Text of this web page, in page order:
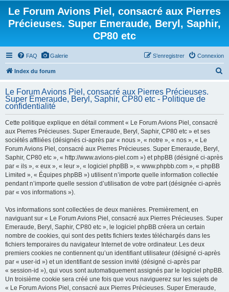
Le Forum Avions Piel, consacré aux Pierres
Précieuses. Super Emeraude, Beryl, Saphir,
CP80 etc
FAQ Galerie Connexion
S’enregistrer
Index du forum
Le Forum Avions Piel, consacré aux Pierres Précieuses.
Super Emeraude, Beryl, Saphir, CP80 etc - Politique de
confidentialité
Cette politique explique en détail comment « Le Forum Avions Piel, consacré
aux Pierres Précieuses. Super Emeraude, Beryl, Saphir, CP80 etc » et ses
sociétés affiliées (désignés ci-après par « nous », « notre », « nos », « Le
Forum Avions Piel, consacré aux Pierres Précieuses. Super Emeraude, Beryl,
Saphir, CP80 etc », « http://www.avions-piel.com ») et phpBB (désigné ci-après
par « ils », « eux », « leur », « logiciel phpBB », « www.phpbb.com », « phpBB
Limited », « Équipes phpBB ») utilisent n’importe quelle information collectée
pendant n’importe quelle session d’utilisation de votre part (désignée ci-après
par « vos informations »).
Vos informations sont collectées de deux manières. Premièrement, en
naviguant sur « Le Forum Avions Piel, consacré aux Pierres Précieuses. Super
Emeraude, Beryl, Saphir, CP80 etc », le logiciel phpBB créera un certain
nombre de cookies, qui sont des petits fichiers textes téléchargés dans les
fichiers temporaires du navigateur Internet de votre ordinateur. Les deux
premiers cookies ne contiennent qu’un identifiant utilisateur (désigné ci-après
par « user-id ») et un identifiant de session invité (désigné ci-après par
« session-id »), qui vous sont automatiquement assignés par le logiciel phpBB.
Un troisième cookie sera créé une fois que vous naviguerez sur les sujets de
« Le Forum Avions Piel, consacré aux Pierres Précieuses. Super Emeraude,